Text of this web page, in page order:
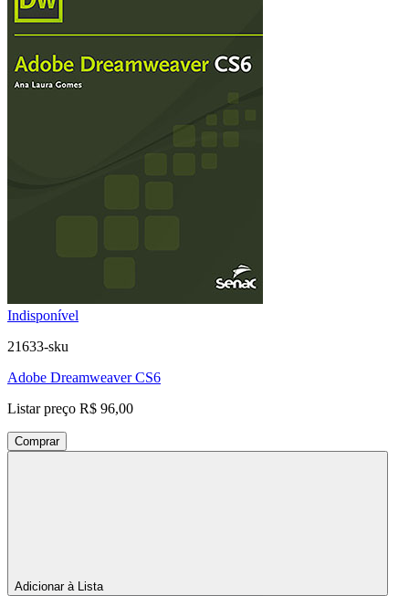
Indisponível
21633-sku
Adobe Dreamweaver CS6
Listar preço R$ 96,00
Comprar
Adicionar à Lista